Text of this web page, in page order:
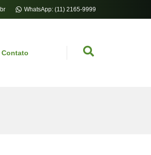
WhatsApp: (11) 2165-9999
Contato